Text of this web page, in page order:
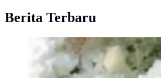
Berita Terbaru